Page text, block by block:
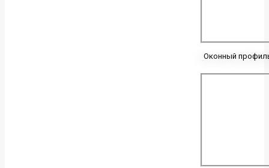
Оконный